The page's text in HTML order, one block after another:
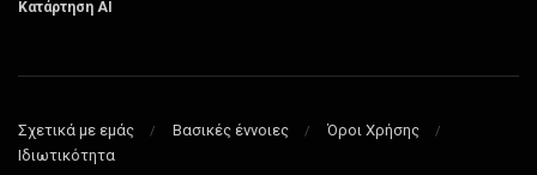
Κατάρτηση AI
Σχετικά με εμάς Βασικές έννοιες
Όροι Χρήσης
Ιδιωτικότητα